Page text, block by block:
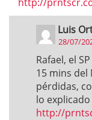
Luis
28/07/
Rafael, el
15 mins del
pérdidas,
lo explicado
http://